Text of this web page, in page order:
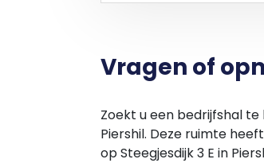
Alle beschikbare
Vraag dan nu, onder de
Piershil aan en ontvang
u ook direct een geheel
Vragen of
Zoekt u een bedrijfshal te
Piershil. Deze ruimte
op Steegjesdijk 3 E in